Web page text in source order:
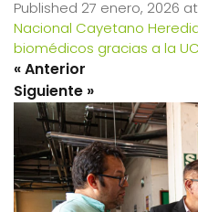
Published 27 enero, 2026 at
Nacional Cayetano
biomédicos gracias a la